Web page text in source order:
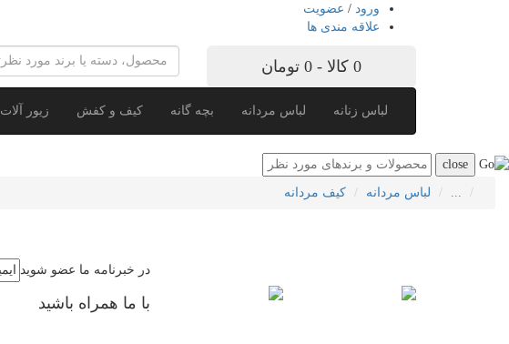
ورود / عضویت
علاقه مندی ها
0 کالا - 0 تومان
لباس زنانه لباس مردانه بچه گانه کیف و کفش زیور آلات
... لباس مردانه کیف مردانه
در خبرنامه ما عضو شوید
با ما همراه باشید